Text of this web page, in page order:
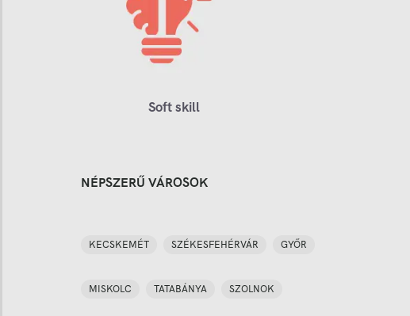
Soft skill
NÉPSZERŰ VÁROSOK
KECSKEMÉT SZÉKESFEHÉRVÁR GYŐR
MISKOLC TATABÁNYA SZOLNOK